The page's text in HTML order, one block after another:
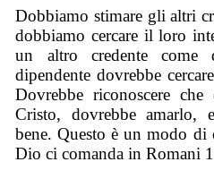
Dobbiamo stimare gli altri
dobbiamo cercare il loro
un altro credente come
dipendente dovrebbe
Dovrebbe riconoscere
Cristo, dovrebbe amarlo,
bene. Questo è un modo
Dio ci comanda in Romani